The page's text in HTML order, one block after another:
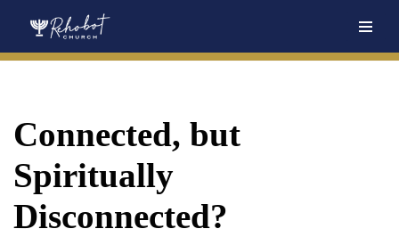
Connected, but
Spiritually
Disconnected?